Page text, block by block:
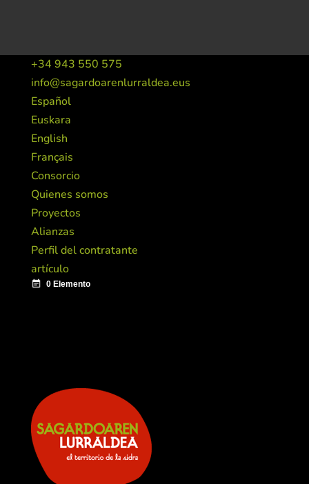
+34 943 550 575
info@sagardoarenlurraldea.eus
Español
Euskara
English
Français
Consorcio
Quienes somos
Proyectos
Alianzas
Perfil del contratante
artículo